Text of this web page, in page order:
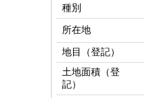
種別
所在地
地目（登記）
土地面積（登
記）